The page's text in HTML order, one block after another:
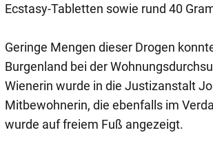
Ecstasy-Tabletten sowie rund 40
Geringe Mengen dieser Drogen
Burgenland bei der
Wienerin wurde in die Justizanstalt
Mitbewohnerin, die ebenfalls im
wurde auf freiem Fuß angezeigt.